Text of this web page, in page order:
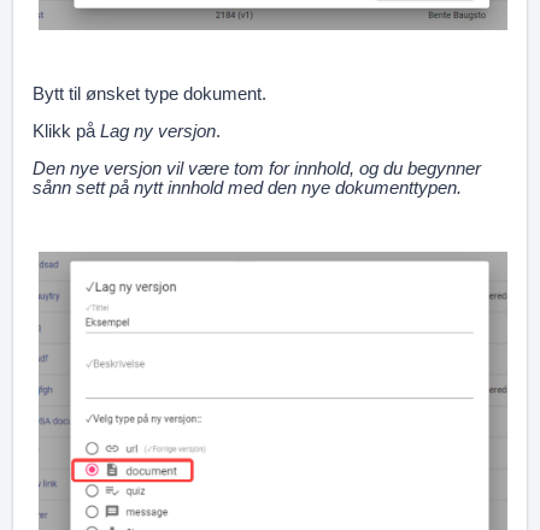
Bytt til ønsket type dokument.
Klikk på Lag ny versjon.
Den nye versjon vil være tom for innhold, og du begynner
sånn sett på nytt innhold med den nye dokumenttypen.